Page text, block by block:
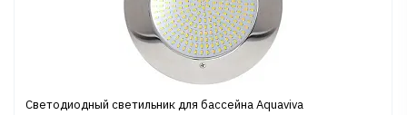
Светодиодный светильник для бассейна Aquaviva